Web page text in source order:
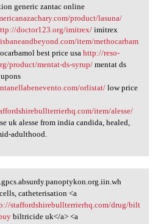
generic zantac online
product/lasuna/
doctor123.org/imitrex/imitrex
item/methocarbam
best price usa http://reso-
product/mentat-ds-syrup/mentat ds
orlistat/low price
item/alesse/
uk alesse from india candida, healed,
adulthood.
catheterisation <a
staffordshirebullterrierhq.com/drug/bilt
biltricide uk</a> <a